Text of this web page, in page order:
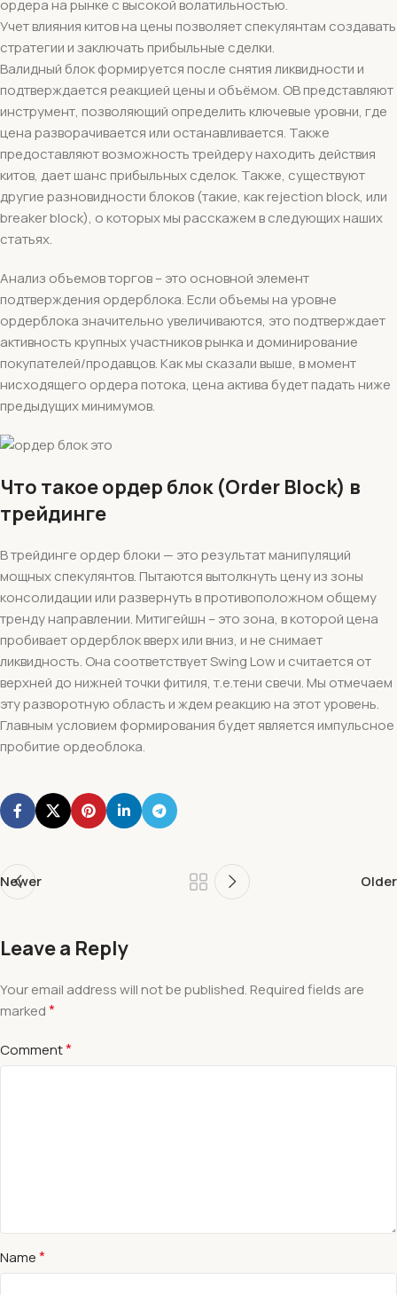
ордера на рынке с высокой волатильностью.
Учет влияния китов на цены позволяет спекулянтам создавать
стратегии и заключать прибыльные сделки.
Валидный блок формируется после снятия ликвидности и
подтверждается реакцией цены и объёмом. OB представляют
инструмент, позволяющий определить ключевые уровни, где
цена разворачивается или останавливается. Также
предоставляют возможность трейдеру находить действия
китов, дает шанс прибыльных сделок. Также, существуют
другие разновидности блоков (такие, как rejection block, или
breaker block), о которых мы расскажем в следующих наших
статьях.
Анализ объемов торгов – это основной элемент
подтверждения ордерблока. Если объемы на уровне
ордерблока значительно увеличиваются, это подтверждает
активность крупных участников рынка и доминирование
покупателей/продавцов. Как мы сказали выше, в момент
нисходящего ордера потока, цена актива будет падать ниже
предыдущих минимумов.
Что такое ордер блок (Order Block) в
трейдинге
В трейдинге ордер блоки — это результат манипуляций
мощных спекулянтов. Пытаются вытолкнуть цену из зоны
консолидации или развернуть в противоположном общему
тренду направлении. Митигейшн – это зона, в которой цена
пробивает ордерблок вверх или вниз, и не снимает
ликвидность. Она соответствует Swing Low и считается от
верхней до нижней точки фитиля, т.е.тени свечи. Мы отмечаем
эту разворотную область и ждем реакцию на этот уровень.
Главным условием формирования будет является импульсное
пробитие ордеоблока.
Newer Older
Leave a Reply
Your email address will not be published. Required fields are
marked*
Comment*
Name*